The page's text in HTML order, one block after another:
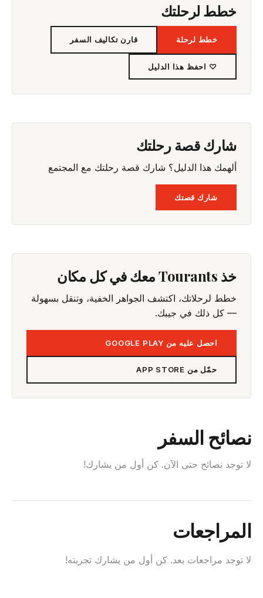
خطط لرحلتك
خطط لرحلة قارن تكاليف السفر
♡ احفظ هذا الدليل
شارك قصة رحلتك
ألهمك هذا الدليل؟ شارك قصة رحلتك مع المجتمع
شارك قصتك
خذ Tourants معك في كل مكان
خطط لرحلاتك، اكتشف الجواهر الخفية، وتنقل بسهولة
— كل ذلك في جيبك.
احصل عليه من GOOGLE PLAY
حمّل من APP STORE
نصائح السفر
لا توجد نصائح حتى الآن. كن أول من يشارك!
المراجعات
لا توجد مراجعات بعد. كن أول من يشارك تجربته!